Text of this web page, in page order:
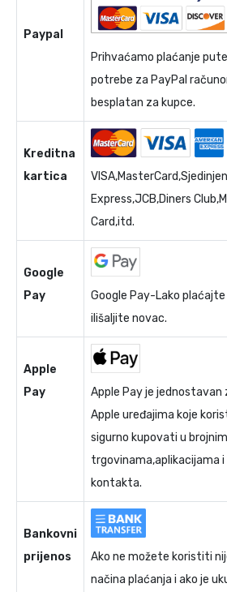
Paypal
Prihvaćamo plaćanje
potrebe za PayPal
besplatan za kupce.
Kreditna
kartica
Express,JCB,Diners
Card,itd.
Google
Pay
Google Pay-Lako
ilišaljite novac.
Apple
Pay
Apple Pay je jednostavan
Apple uređajima koje
sigurno kupovati u brojnim
trgovinama,aplikacijama
kontakta.
Bankovni
prijenos
Ako ne možete koristiti
načina plaćanja i ako je